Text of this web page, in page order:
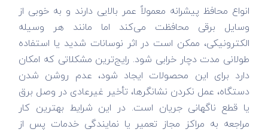
انواع محافظ پیشرانه معمولاً عمر بالایی دارند و به خوبی از
وسایل برقی محافظت می‌کند اما مانند هر وسیله
الکترونیکی، ممکن است در اثر نوسانات شدید یا استفاده
طولانی مدت دچار خرابی شود. رایج‌ترین مشکلاتی که امکان
دارد برای این محصولات ایجاد شود، عدم روشن شدن
دستگاه، عمل نکردن نشانگرها، تأخیر غیرعادی در وصل برق
یا قطع ناگهانی جریان است. در این شرایط بهترین کار
مراجعه به مراکز مجاز تعمیر یا نمایندگی خدمات پس از